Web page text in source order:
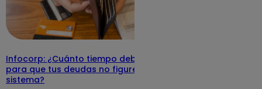
Infocorp: ¿Cuánto tiempo debe pasar
para que tus deudas no figuren en su
sistema?